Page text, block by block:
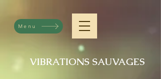
Menu
VIBRATIONS SAUVAGES